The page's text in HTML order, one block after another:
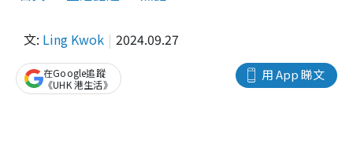
文: Ling Kwok 2024.09.27
用 App 睇文
在Google追蹤
《UHK 港生活》